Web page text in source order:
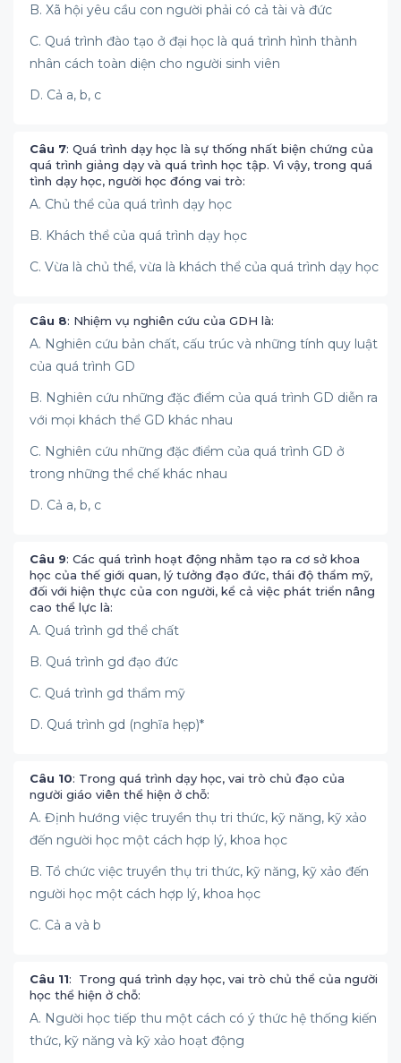
B. Xã hội yêu cầu con người phải có cả tài và đức
C. Quá trình đào tạo ở đại học là quá trình hình thành
nhân cách toàn diện cho người sinh viên
D. Cả a, b, c
Câu 7: Quá trình dạy học là sự thống nhất biện chứng của
quá trình giảng dạy và quá trình học tập. Vì vậy, trong quá
tình dạy học, người học đóng vai trò:
A. Chủ thể của quá trình dạy học
B. Khách thể của quá trình dạy học
C. Vừa là chủ thể, vừa là khách thể của quá trình dạy học
Câu 8: Nhiệm vụ nghiên cứu của GDH là:
A. Nghiên cứu bản chất, cấu trúc và những tính quy luật
của quá trình GD
B. Nghiên cứu những đặc điểm của quá trình GD diễn ra
với mọi khách thể GD khác nhau
C. Nghiên cứu những đặc điểm của quá trình GD ở
trong những thể chế khác nhau
D. Cả a, b, c
Câu 9: Các quá trình hoạt động nhằm tạo ra cơ sở khoa
học của thế giới quan, lý tưởng đạo đức, thái độ thẩm mỹ,
đối với hiện thực của con người, kể cả việc phát triển nâng
cao thể lực là:
A. Quá trình gd thể chất
B. Quá trình gd đạo đức
C. Quá trình gd thẩm mỹ
D. Quá trình gd (nghĩa hẹp)*
Câu 10: Trong quá trình dạy học, vai trò chủ đạo của
người giáo viên thể hiện ở chỗ:
A. Định hướng việc truyền thụ tri thức, kỹ năng, kỹ xảo
đến người học một cách hợp lý, khoa học
B. Tổ chức việc truyền thụ tri thức, kỹ năng, kỹ xảo đến
người học một cách hợp lý, khoa học
C. Cả a và b
Câu 11: Trong quá trình dạy học, vai trò chủ thể của người
học thể hiện ở chỗ:
A. Người học tiếp thu một cách có ý thức hệ thống kiến
thức, kỹ năng và kỹ xảo hoạt động